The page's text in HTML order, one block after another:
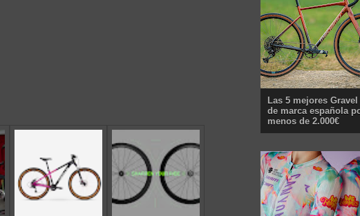
Las 5 mejores Gravel
de marca española
menos de 2.000€